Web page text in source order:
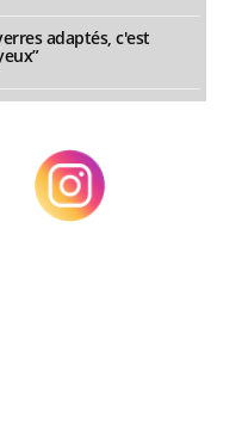
adaptés, c'est